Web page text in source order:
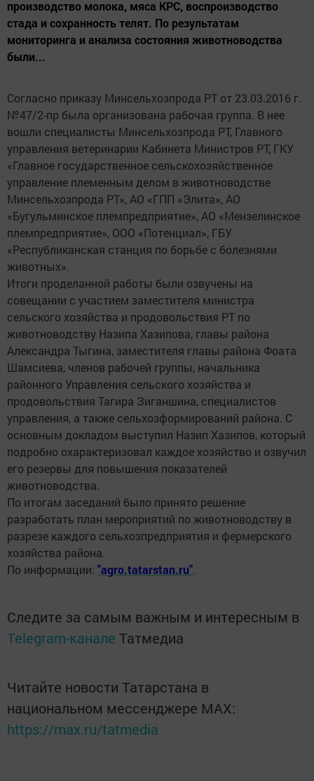
производство молока, мяса КРС, воспроизводство
стада и сохранность телят. По результатам
мониторинга и анализа состояния животноводства
были...
Согласно приказу Минсельхозпрода РТ от 23.03.2016 г.
№47/2-пр была организована рабочая группа. В нее
вошли специалисты Минсельхозпрода РТ, Главного
управления ветеринарии Кабинета Министров РТ, ГКУ
«Главное государственное сельскохозяйственное
управление племенным делом в животноводстве
Минсельхозпрода РТ», АО «ГПП «Элита», АО
«Бугульминское племпредприятие», АО «Мензелинское
племпредприятие», ООО «Потенциал», ГБУ
«Республиканская станция по борьбе с болезнями
животных».
Итоги проделанной работы были озвучены на
совещании с участием заместителя министра
сельского хозяйства и продовольствия РТ по
животноводству Назипа Хазипова, главы района
Александра Тыгина, заместителя главы района Фоата
Шамсиева, членов рабочей группы, начальника
районного Управления сельского хозяйства и
продовольствия Тагира Зиганшина, специалистов
управления, а также сельхозформирований района. С
основным докладом выступил Назип Хазипов, который
подробно охарактеризовал каждое хозяйство и озвучил
его резервы для повышения показателей
животноводства.
По итогам заседаний было принято решение
разработать план мероприятий по животноводству в
разрезе каждого сельхозпредприятия и фермерского
хозяйства района.
По информации: "agro.tatarstan.ru".
Следите за самым важным и интересным в
Telegram-канале Татмедиа
Читайте новости Татарстана в
национальном мессенджере MАХ:
https://max.ru/tatmedia